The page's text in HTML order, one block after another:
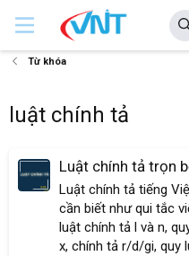
Từ khóa
luật chính tả
Luật chính tả trọn
Luật chính tả tiếng
cần biết như qui tắc
luật chính tả l và n,
x, chính tả r/d/gi, quy